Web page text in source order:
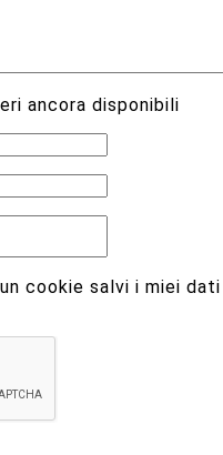
ancora disponibili
cookie salvi i miei